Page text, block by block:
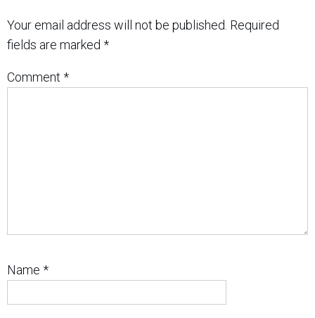
Your email address will not be published. Required
fields are marked *
Comment *
Name *